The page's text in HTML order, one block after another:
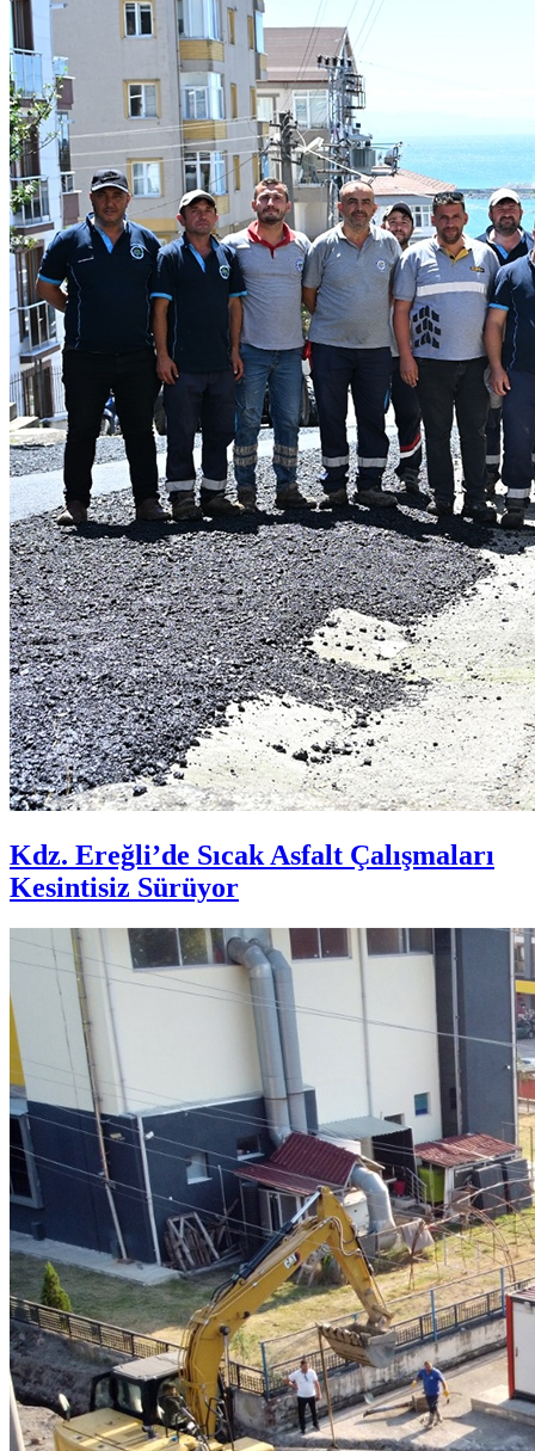
Kdz. Ereğli’de Sıcak Asfalt Çalışmaları
Kesintisiz Sürüyor